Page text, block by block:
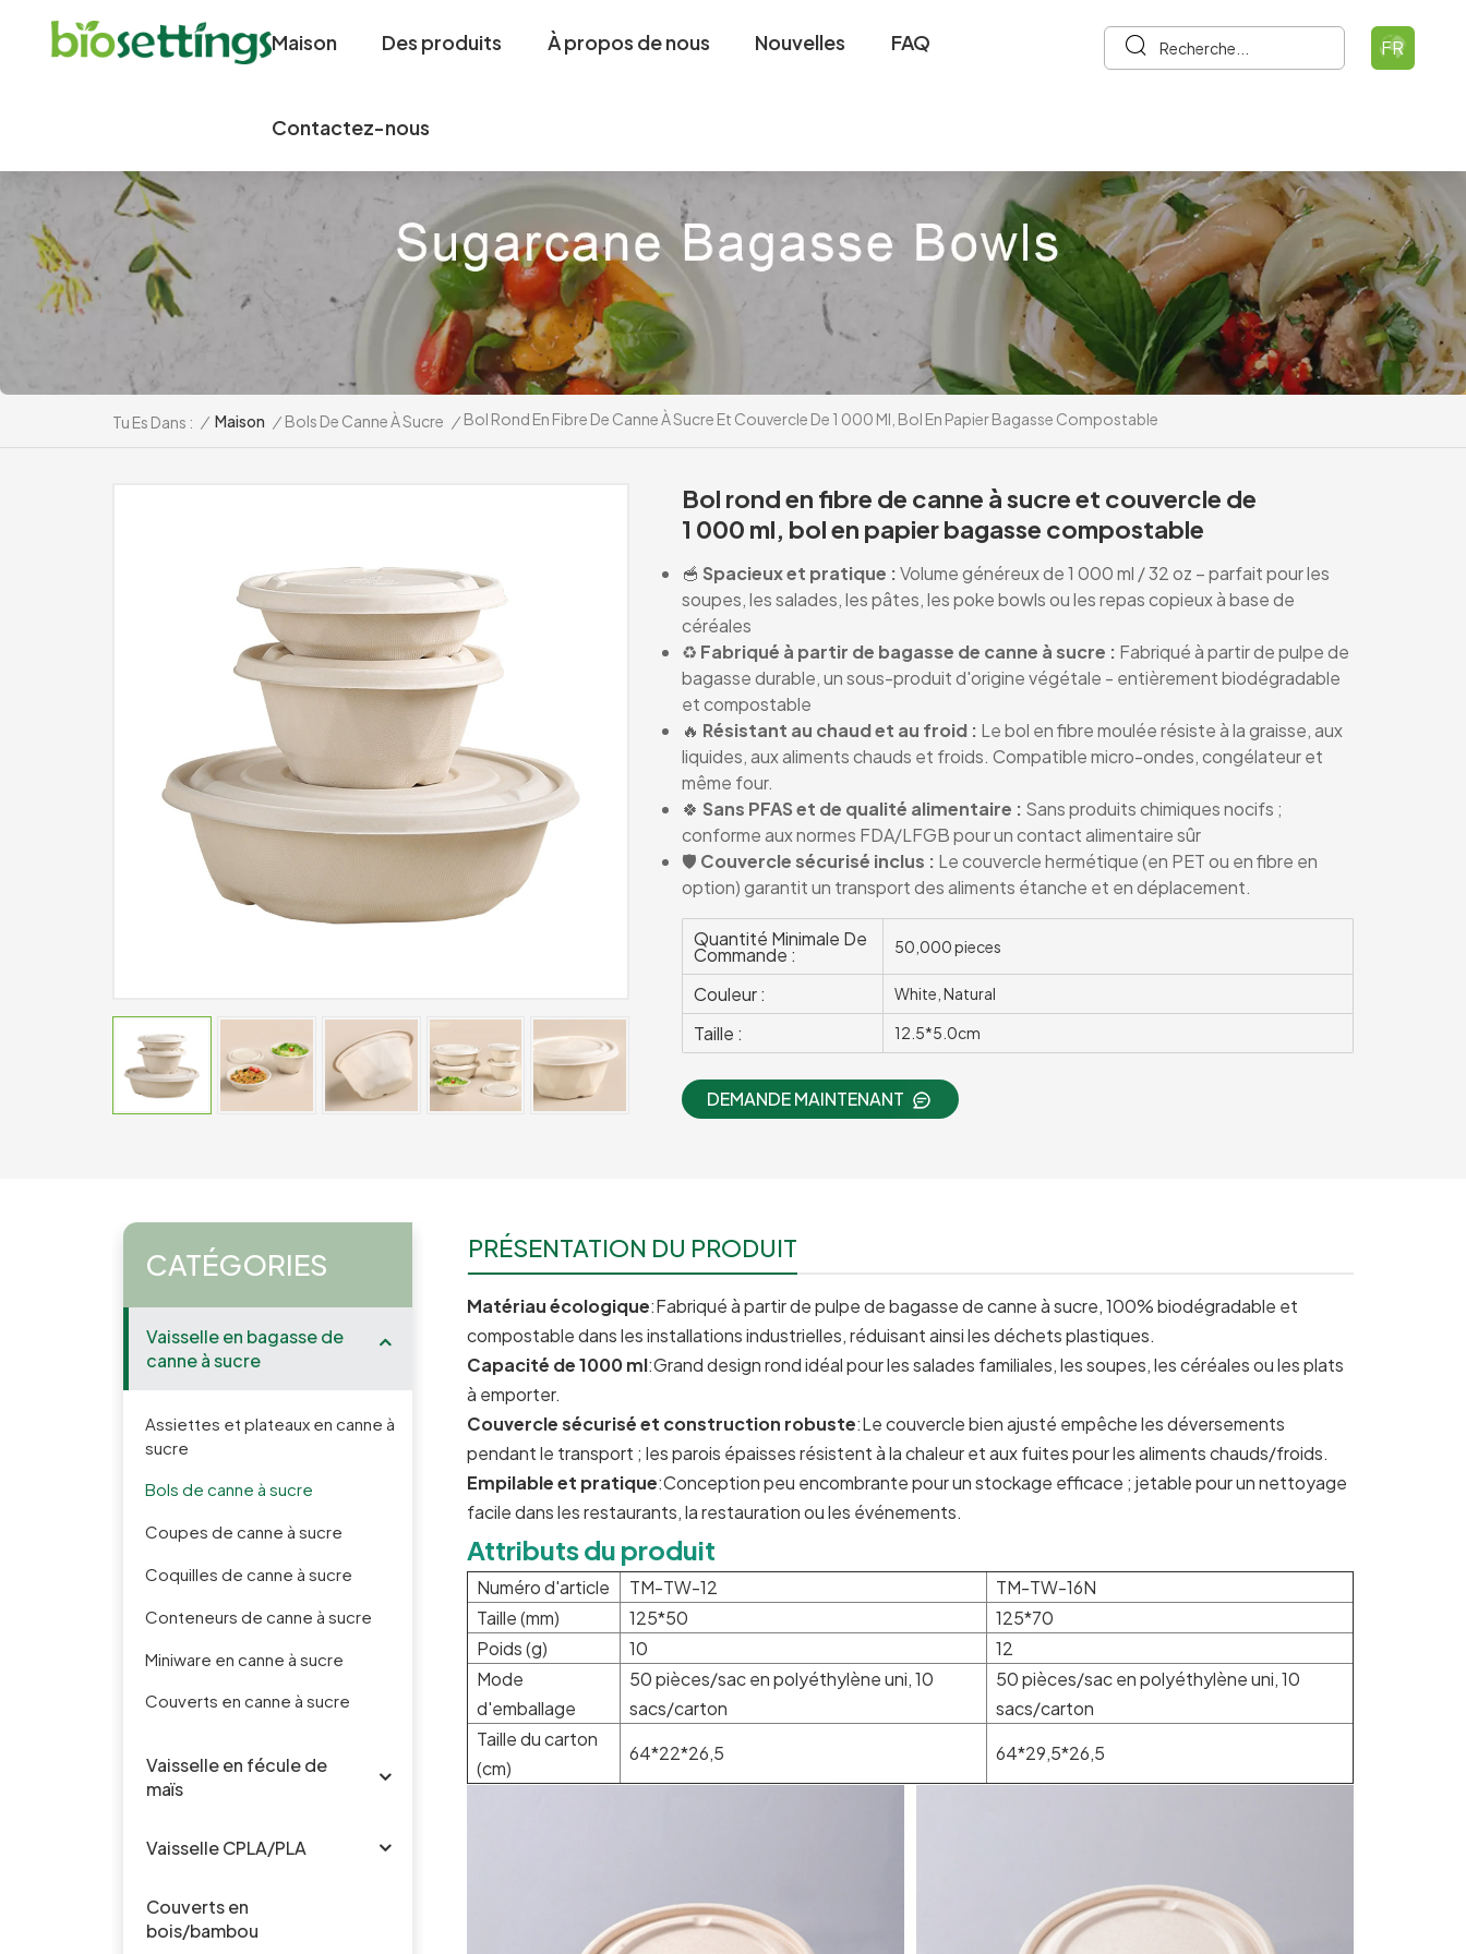
Maison Des produits À propos de nous Nouvelles FAQ
Contactez-nous
FR
Tu Es Dans : / Maison / Bols De Canne À Sucre / Bol Rond En Fibre De Canne À Sucre Et Couvercle De 1 000 Ml, Bol En Papier Bagasse Compostable
Bol rond en fibre de canne à sucre et couvercle de
1 000 ml, bol en papier bagasse compostable
🥣 Spacieux et pratique :Volume généreux de 1 000 ml / 32 oz – parfait pour les
soupes, les salades, les pâtes, les poke bowls ou les repas copieux à base de
céréales
♻️ Fabriqué à partir de bagasse de canne à sucre : Fabriqué à partir de pulpe de
bagasse durable, un sous-produit d'origine végétale - entièrement biodégradable
et compostable
🔥 Résistant au chaud et au froid : Le bol en fibre moulée résiste à la graisse, aux
liquides, aux aliments chauds et froids. Compatible micro-ondes, congélateur et
même four.
🍀 Sans PFAS et de qualité alimentaire : Sans produits chimiques nocifs ;
conforme aux normes FDA/LFGB pour un contact alimentaire sûr
🛡️ Couvercle sécurisé inclus : Le couvercle hermétique (en PET ou en fibre en
option) garantit un transport des aliments étanche et en déplacement.
Quantité Minimale De
Commande : 50,000 pieces
Couleur : White, Natural
Taille : 12.5*5.0cm
DEMANDE MAINTENANT
PRÉSENTATION DU PRODUIT
Matériau écologique:Fabriqué à partir de pulpe de bagasse de canne à sucre, 100% biodégradable et
compostable dans les installations industrielles, réduisant ainsi les déchets plastiques.
Capacité de 1000 ml:Grand design rond idéal pour les salades familiales, les soupes, les céréales ou les plats
à emporter.
Couvercle sécurisé et construction robuste:Le couvercle bien ajusté empêche les déversements
pendant le transport ; les parois épaisses résistent à la chaleur et aux fuites pour les aliments chauds/froids.
Empilable et pratique:Conception peu encombrante pour un stockage efficace ; jetable pour un nettoyage
facile dans les restaurants, la restauration ou les événements.
Attributs du produit
Numéro d'article TM-TW-12
TM-TW-16N
Taille (mm)
125*50
125*70
Poids (g)
10
12
Mode
d'emballage
50 pièces/sac en polyéthylène uni, 10
sacs/carton
50 pièces/sac en polyéthylène uni, 10
sacs/carton
Taille du carton
(cm)
64*22*26,5 64*29,5*26,5
CATÉGORIES
Vaisselle en bagasse de
canne à sucre
Assiettes et plateaux en canne à
sucre
Bols de canne à sucre
Coupes de canne à sucre
Coquilles de canne à sucre
Conteneurs de canne à sucre
Miniware en canne à sucre
Couverts en canne à sucre
Vaisselle en fécule de
maïs
Vaisselle CPLA/PLA
Couverts en
bois/bambou